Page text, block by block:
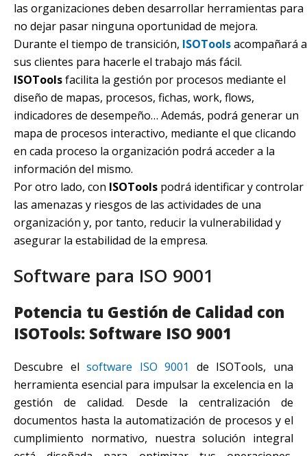
las organizaciones deben desarrollar herramientas para
no dejar pasar ninguna oportunidad de mejora.
Durante el tiempo de transición, ISOToolsacompañará a
sus clientes para hacerle el trabajo más fácil.
ISOToolsfacilita la gestión por procesos mediante el
diseño de mapas, procesos, fichas, work, flows,
indicadores de desempeño… Además, podrá generar un
mapa de procesos interactivo, mediante el que clicando
en cada proceso la organización podrá acceder a la
información del mismo.
Por otro lado, con ISOTools podrá identificar y controlar
las amenazas y riesgos de las actividades de una
organización y, por tanto, reducir la vulnerabilidad y
asegurar la estabilidad de la empresa.
Software para ISO 9001
Potencia tu Gestión de Calidad con
ISOTools: Software ISO 9001
Descubre elsoftware ISO 9001
de ISOTools, una
herramienta esencial para impulsar la excelencia en la
gestión de calidad. Desde la centralización de
documentos hasta la automatización de procesos y el
cumplimiento normativo, nuestra solución integral